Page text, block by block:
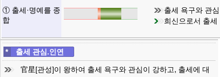
① 출세·명예를 종
합
출세 욕구와 관
희신으로서 출세
* 출세 관심.인연
官星[관성]이 왕하여 출세 욕구와 관심이 강하고, 출세에 대